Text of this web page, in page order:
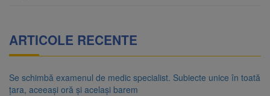
ARTICOLE RECENTE
Se schimbă examenul de medic specialist. Subiecte unice în toată
țara, aceeași oră și același barem